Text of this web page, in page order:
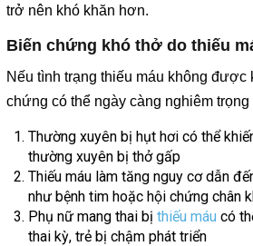
trở nên khó khăn hơn.
Biến chứng khó thở do thiếu
Nếu tình trạng thiếu máu không được
chứng có thể ngày càng nghiêm trọng
Thường xuyên bị hụt hơi có thể
thường xuyên bị thở gấp
Thiếu máu làm tăng nguy cơ dẫn
như bệnh tim hoặc hội chứng chân
Phụ nữ mang thai bị thiếu máu có
thai kỳ, trẻ bị chậm phát triển